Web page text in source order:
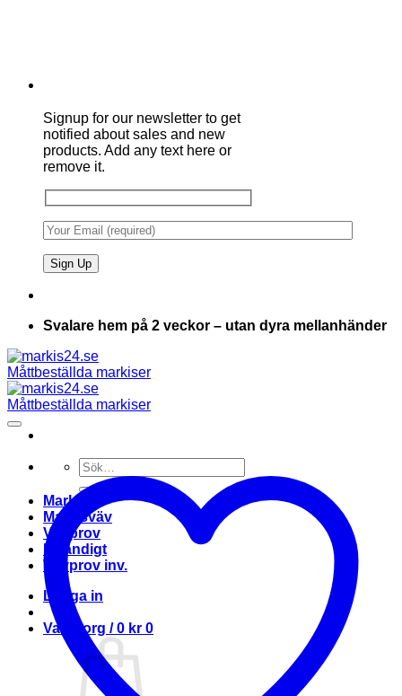
Signup for our newsletter to get
notified about sales and new
products. Add any text here or
remove it.
Svalare hem på 2 veckor – utan dyra mellanhänder
Sök
efter:
Markis
Markisväv
Vävprov
Invändigt
Vävprov inv.
Logga in
Varukorg /0 kr 0